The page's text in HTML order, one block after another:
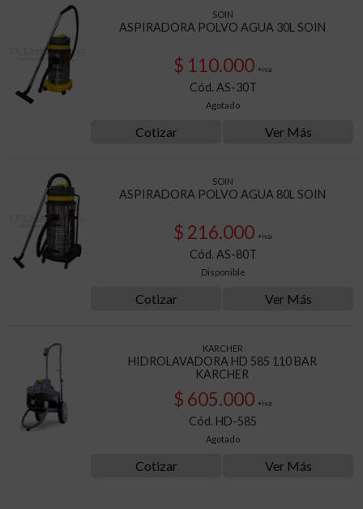
SOIN
ASPIRADORA POLVO AGUA 30L SOIN
$ 110.000 +iva
Cód. AS-30T
Agotado
Cotizar Ver Más
SOIN
ASPIRADORA POLVO AGUA 80L SOIN
$ 216.000 +iva
Cód. AS-80T
Disponible
Cotizar Ver Más
KARCHER
HIDROLAVADORA HD 585 110 BAR
KARCHER
$ 605.000 +iva
Cód. HD-585
Agotado
Cotizar Ver Más